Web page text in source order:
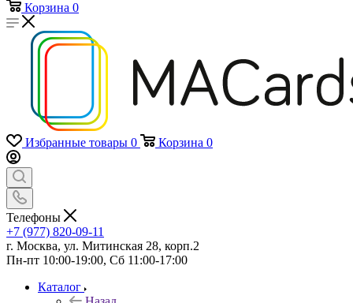
Корзина 0
Избранные товары 0 Корзина 0
Телефоны
+7 (977) 820-09-11
г. Москва, ул. Митинская 28, корп.2
Пн-пт 10:00-19:00, Сб 11:00-17:00
Каталог